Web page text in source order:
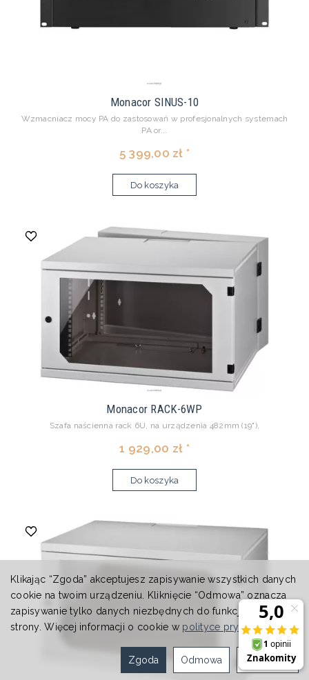
Monacor SINUS-10
Wzmacniacz mocy PA do zastosowań w profesjonalnych systemach
PA or...
5 399,00 zł *
Do koszyka
Monacor RACK-6WP
Szafa naścienna rack 6U, na urządzenia 482mm (19"),
1 929,00 zł *
Do koszyka
Klikając “Zgoda” akceptujesz zapisywanie wszystkich danych
cookie na twoim urządzeniu. Kliknięcie “Odmowa” oznacza
zapisywanie tylko danych niezbędnych do funkcjonowania
strony. Więcej informacji o cookie w polityce prywatności.
Ustawienia
Odmowa
Zgoda